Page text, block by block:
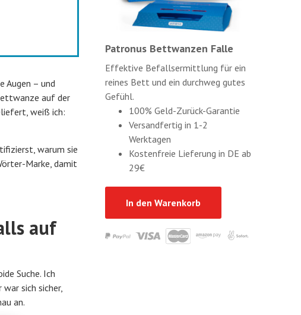
Augen – und
auf der
weiß ich:
warum sie
Marke, damit
auf
Suche. Ich
sich sicher,
an.
Patronus Bettwanzen Falle
Effektive Befallsermittlung für ein
reines Bett und ein durchweg gutes
Gefühl.
100% Geld-Zurück-Garantie
Versandfertig in 1-2
Werktagen
Kostenfreie Lieferung in DE ab
29€
In den Warenkorb